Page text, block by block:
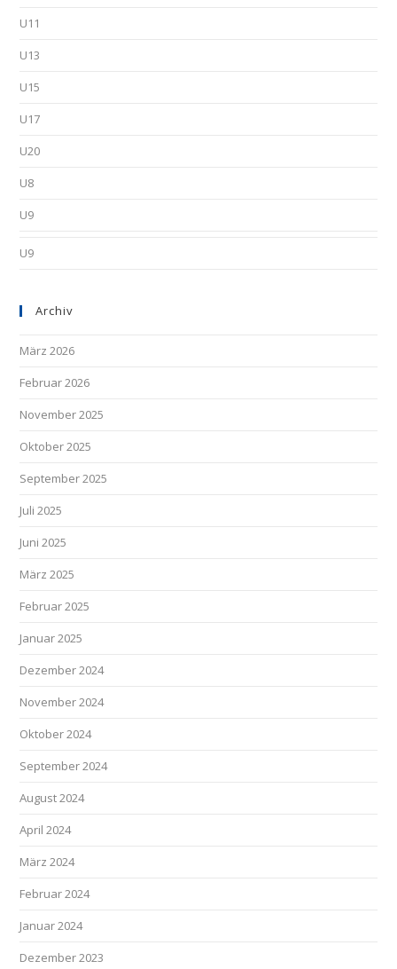
U11
U13
U15
U17
U20
U8
U9
U9
Archiv
März 2026
Februar 2026
November 2025
Oktober 2025
September 2025
Juli 2025
Juni 2025
März 2025
Februar 2025
Januar 2025
Dezember 2024
November 2024
Oktober 2024
September 2024
August 2024
April 2024
März 2024
Februar 2024
Januar 2024
Dezember 2023